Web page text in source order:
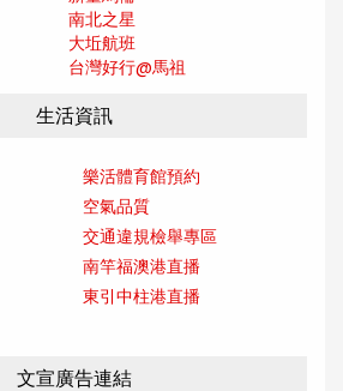
南北之星
大坵航班
台灣好行@馬祖
生活資訊
樂活體育館預約
空氣品質
交通違規檢舉專區
南竿福澳港直播
東引中柱港直播
文宣廣告連結